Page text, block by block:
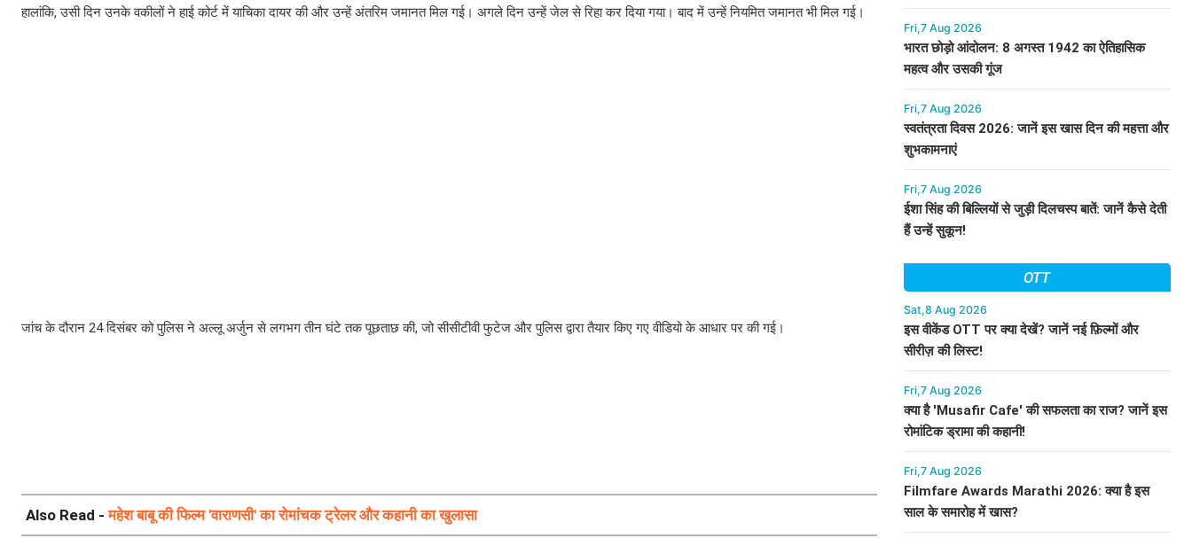
हालांकि, उसी दिन उनके वकीलों ने हाई कोर्ट में याचिका दायर की और उन्हें अंतरिम जमानत मिल गई। अगले दिन उन्हें जेल से रिहा कर दिया गया। बाद में उन्हें नियमित जमानत भी मिल गई।
जांच के दौरान 24 दिसंबर को पुलिस ने अल्लू अर्जुन से लगभग तीन घंटे तक पूछताछ की, जो सीसीटीवी फुटेज और पुलिस द्वारा तैयार किए गए वीडियो के आधार पर की गई।
Also Read -महेश बाबू की फिल्म 'वाराणसी' का रोमांचक ट्रेलर और कहानी का खुलासा
Fri,7 Aug 2026
भारत छोड़ो आंदोलन: 8 अगस्त 1942 का ऐतिहासिक
महत्व और उसकी गूंज
Fri,7 Aug 2026
स्वतंत्रता दिवस 2026: जानें इस खास दिन की महत्ता और
शुभकामनाएं
Fri,7 Aug 2026
ईशा सिंह की बिल्लियों से जुड़ी दिलचस्प बातें: जानें कैसे देती
हैं उन्हें सुकून!
OTT
Sat,8 Aug 2026
इस वीकेंड OTT पर क्या देखें? जानें नई फ़िल्मों और
सीरीज़ की लिस्ट!
Fri,7 Aug 2026
क्या है 'Musafir Cafe' की सफलता का राज? जानें इस
रोमांटिक ड्रामा की कहानी!
Fri,7 Aug 2026
Filmfare Awards Marathi 2026: क्या है इस
साल के समारोह में खास?